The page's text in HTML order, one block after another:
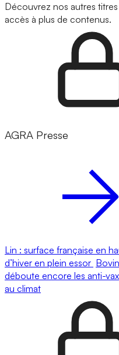
Découvrez nos autres
accès à plus de contenus.
AGRA Presse
Lin : surface française en
d’hiver en plein essor
déboute encore les anti-vax
au climat